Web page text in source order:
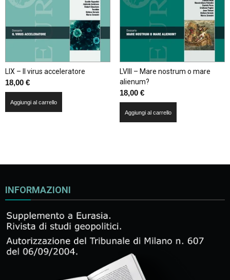
LIX – Il virus acceleratore
18,00 €
Aggiungi al carrello
LVIII – Mare nostrum o mare
alienum?
18,00 €
Aggiungi al carrello
INFORMAZIONI